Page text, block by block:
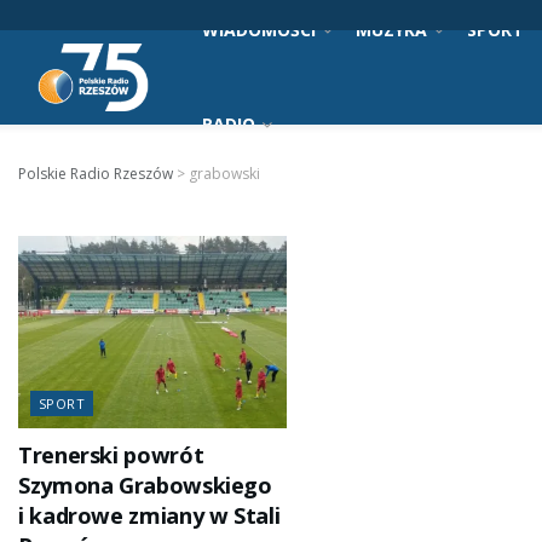
WIADOMOŚCI MUZYKA SPORT
RADIO
Polskie Radio Rzeszów > grabowski
SPORT
Trenerski powrót
Szymona Grabowskiego
i kadrowe zmiany w Stali